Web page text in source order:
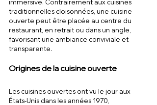
immersive. Contrairement aux cuisines
traditionnelles cloisonnées, une cuisine
ouverte peut être placée au centre du
restaurant, en retrait ou dans un angle,
favorisant une ambiance conviviale et
transparente.
Origines de la cuisine ouverte
Les cuisines ouvertes ont vu le jour aux
États-Unis dans les années 1970,